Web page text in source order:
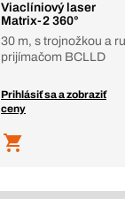
Viaclíniový laser
Matrix-2 360°
30 m, s trojnožkou a
prijímačom BCLLD
Prihlásiť sa a zobraziť
ceny